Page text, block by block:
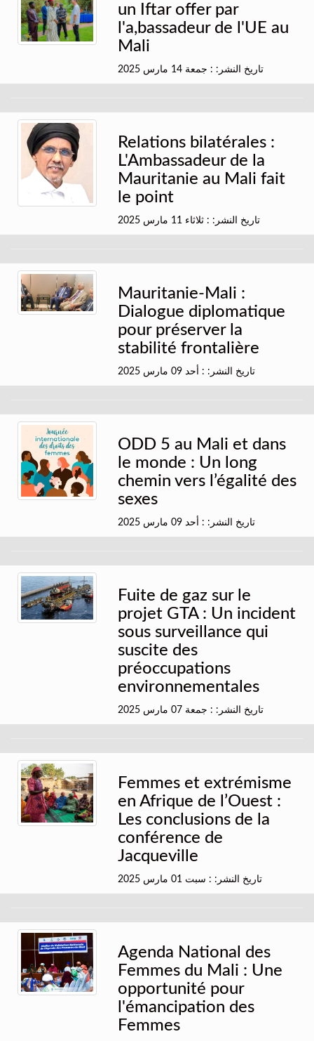
un Iftar offer par
l'a,bassadeur de l'UE au
Mali
تاريخ النشر: : جمعة 14 مارس 2025
Relations bilatérales :
L'Ambassadeur de la
Mauritanie au Mali fait
le point
تاريخ النشر: : ثلاثاء 11 مارس 2025
Mauritanie-Mali :
Dialogue diplomatique
pour préserver la
stabilité frontalière
تاريخ النشر: : أحد 09 مارس 2025
ODD 5 au Mali et dans
le monde : Un long
chemin vers l’égalité des
sexes
تاريخ النشر: : أحد 09 مارس 2025
Fuite de gaz sur le
projet GTA : Un incident
sous surveillance qui
suscite des
préoccupations
environnementales
تاريخ النشر: : جمعة 07 مارس 2025
Femmes et extrémisme
en Afrique de l’Ouest :
Les conclusions de la
conférence de
Jacqueville
تاريخ النشر: : سبت 01 مارس 2025
Agenda National des
Femmes du Mali : Une
opportunité pour
l'émancipation des
Femmes